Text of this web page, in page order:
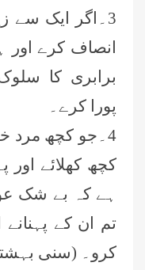
3۔اگر ایک سے
انصاف کرے
برابری کا
پورا کرے۔
4۔جو کچھ مرد
کچھ کھلائے اور
ہے کہ بے شک
تم ان کے پہنانے
کرو۔ (سنی بہشتی